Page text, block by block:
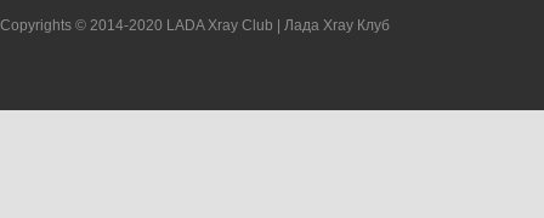
Copyrights © 2014-2020 LADA Xray Club | Лада Xray Клуб